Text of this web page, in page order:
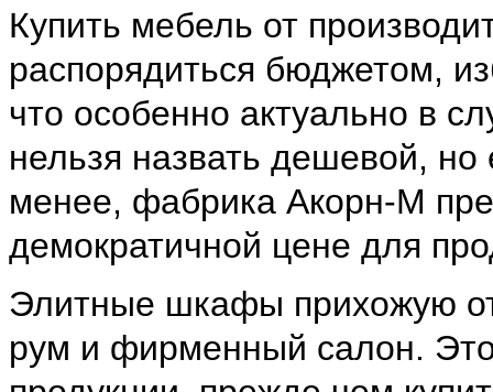
Купить мебель от
распорядиться бюджетом,
что особенно актуально в
нельзя назвать дешевой,
менее, фабрика Акорн-М
демократичной цене для
Элитные шкафы прихожую
рум и фирменный салон. Это